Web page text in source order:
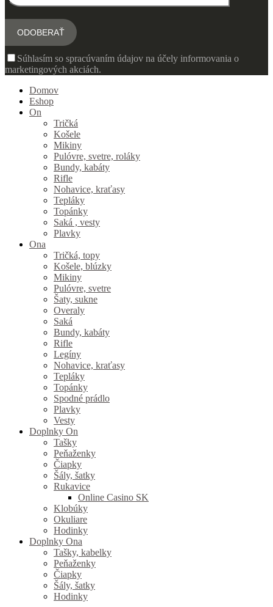
Súhlasím so spracúvaním údajov na účely informovania o
marketingových akciách.
Domov
Eshop
On
Tričká
Košele
Mikiny
Pulóvre, svetre, roláky
Bundy, kabáty
Rifle
Nohavice, kraťasy
Tepláky
Topánky
Saká , vesty
Plavky
Ona
Tričká, topy
Košele, blúzky
Mikiny
Pulóvre, svetre
Šaty, sukne
Overaly
Saká
Bundy, kabáty
Rifle
Legíny
Nohavice, kraťasy
Tepláky
Topánky
Spodné prádlo
Plavky
Vesty
Doplnky On
Tašky
Peňaženky
Čiapky
Šály, šatky
Rukavice
Online Casino SK
Klobúky
Okuliare
Hodinky
Doplnky Ona
Tašky, kabelky
Peňaženky
Čiapky
Šály, šatky
Hodinky